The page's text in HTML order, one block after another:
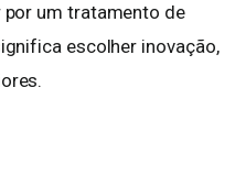
um tratamento de
escolher inovação,